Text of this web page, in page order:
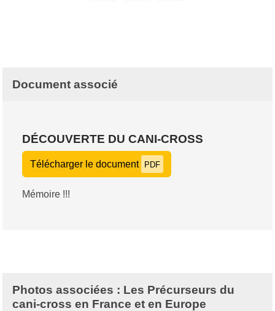
Document associé
DÉCOUVERTE DU CANI-CROSS
Télécharger le document PDF
Mémoire !!!
Photos associées : Les Précurseurs du
cani-cross en France et en Europe